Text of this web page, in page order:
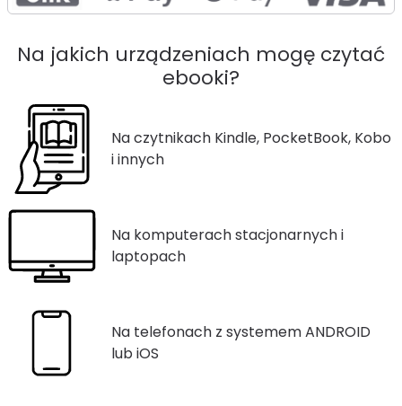
Na jakich urządzeniach mogę czytać
ebooki?
Na czytnikach Kindle, PocketBook, Kobo
i innych
Na komputerach stacjonarnych i
laptopach
Na telefonach z systemem ANDROID
lub iOS